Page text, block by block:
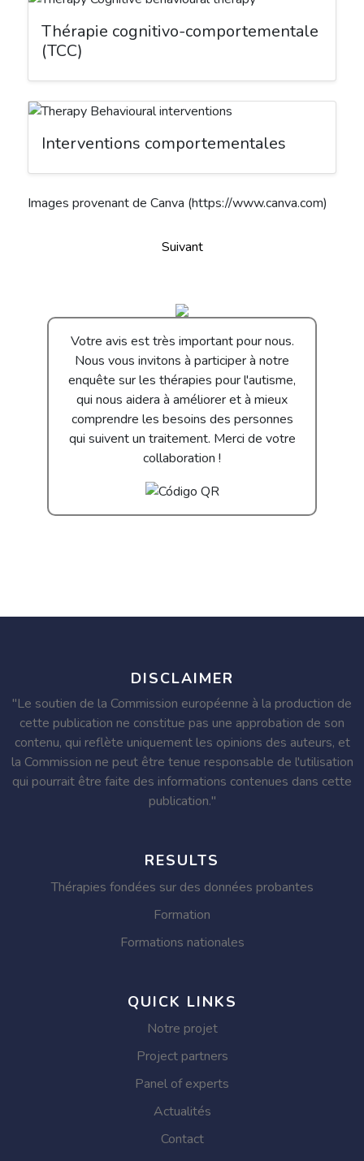
Thérapie cognitivo-comportementale
(TCC)
Interventions comportementales
Images provenant de Canva (https://www.canva.com)
Suivant
Votre avis est très important pour nous.
Nous vous invitons à participer à notre
enquête sur les thérapies pour l'autisme,
qui nous aidera à améliorer et à mieux
comprendre les besoins des personnes
qui suivent un traitement. Merci de votre
collaboration !
DISCLAIMER
"Le soutien de la Commission européenne à la production de
cette publication ne constitue pas une approbation de son
contenu, qui reflète uniquement les opinions des auteurs, et
la Commission ne peut être tenue responsable de l'utilisation
qui pourrait être faite des informations contenues dans cette
publication."
RESULTS
Thérapies fondées sur des données probantes
Formation
Formations nationales
QUICK LINKS
Notre projet
Project partners
Panel of experts
Actualités
Contact